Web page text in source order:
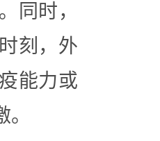
同时，
刻，外
能力或